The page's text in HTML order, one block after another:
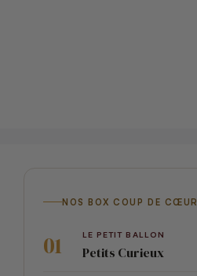
NOS BOX COUP DE CŒUR
LE PETIT BALLON
Petits Curieux